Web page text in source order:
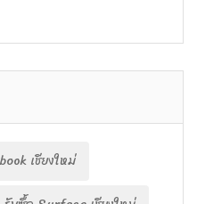
เชียงใหม่